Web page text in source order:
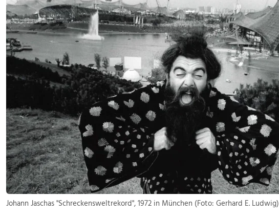
Johann Jaschas "Schreckensweltrekord", 1972 in München (Foto: Gerhard E. Ludwig)